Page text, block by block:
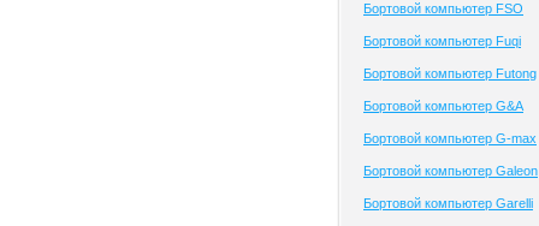
Бортовой компьютер FSO
Бортовой компьютер Fuqi
Бортовой компьютер Futong
Бортовой компьютер G&A
Бортовой компьютер G-max
Бортовой компьютер Galeon
Бортовой компьютер Garelli